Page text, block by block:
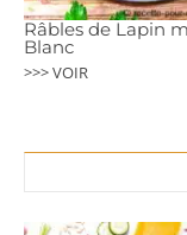
Râbles de Lapin
Blanc
>>> VOIR